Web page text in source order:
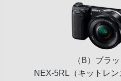
（B）ブラッ
NEX-5RL（キットレ